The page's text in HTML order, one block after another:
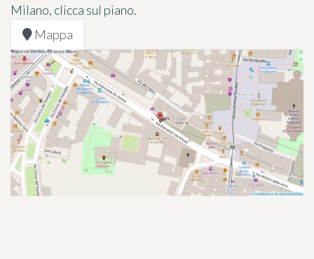
Milano, clicca sul piano.
Mappa